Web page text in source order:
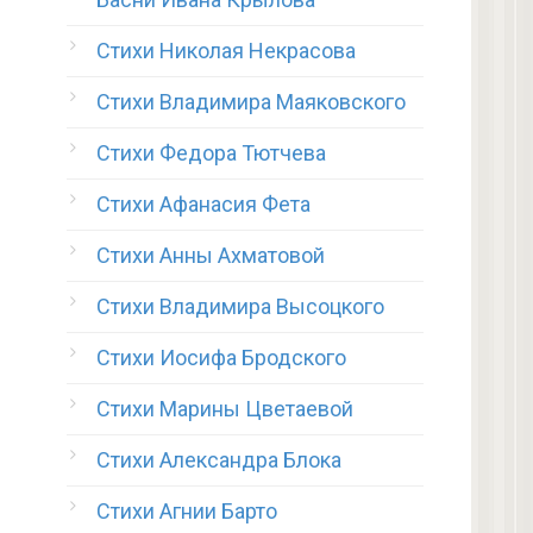
Стихи Николая Некрасова
Стихи Владимира Маяковского
Стихи Федора Тютчева
Стихи Афанасия Фета
Стихи Анны Ахматовой
Стихи Владимира Высоцкого
Стихи Иосифа Бродского
Стихи Марины Цветаевой
Стихи Александра Блока
Стихи Агнии Барто